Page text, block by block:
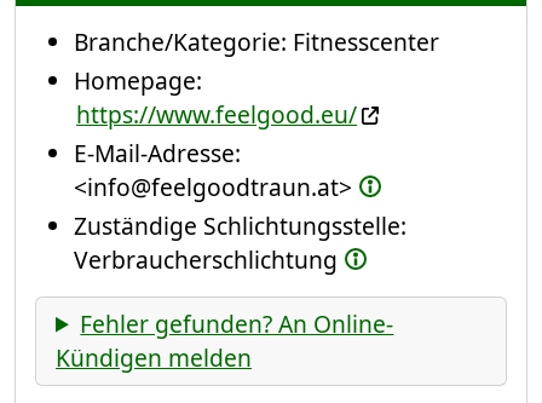
Branche/Kategorie: Fitnesscenter
Homepage:
https://www.feelgood.eu/
E-Mail-Adresse:
<info@feelgoodtraun.at>
Zuständige Schlichtungsstelle:
Verbraucherschlichtung
Fehler gefunden? An Online-
Kündigen melden